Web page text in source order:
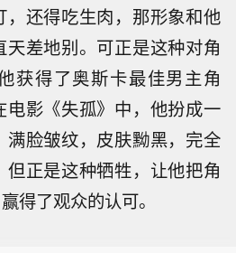
还得吃生肉，那形象和他
差地别。可正是这种对角
获得了奥斯卡最佳男主角
影《失孤》中，他扮成一
脸皱纹，皮肤黝黑，完全
正是这种牺牲，让他把角
得了观众的认可。